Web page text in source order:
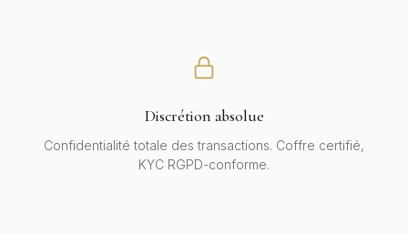
Discrétion absolue
Confidentialité totale des transactions. Coffre certifié,
KYC RGPD-conforme.